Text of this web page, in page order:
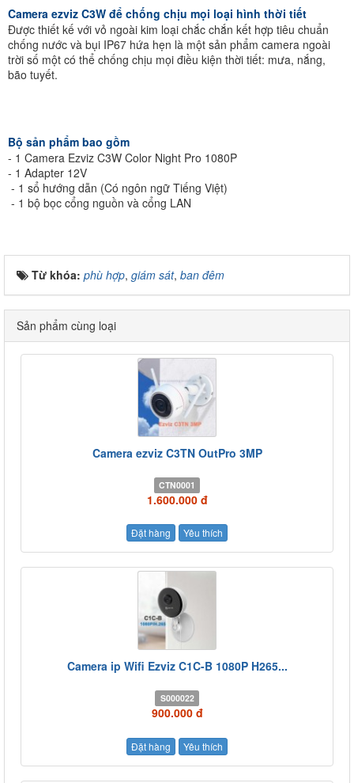
Camera ezviz C3W để chống chịu mọi loại hình thời tiết
Được thiết kế với vỏ ngoài kim loại chắc chắn kết hợp tiêu chuẩn
chống nước và bụi IP67 hứa hẹn là một sản phẩm camera ngoài
trời số một có thể chống chịu mọi điều kiện thời tiết: mưa, nắng,
bão tuyết.
Bộ sản phẩm bao gồm
- 1 Camera Ezviz C3W Color Night Pro 1080P
- 1 Adapter 12V
- 1 sổ hướng dẫn (Có ngôn ngữ Tiếng Việt)
- 1 bộ bọc cổng nguồn và cổng LAN
Từ khóa: phù hợp, giám sát, ban đêm
Sản phẩm cùng loại
Camera ezviz C3TN OutPro 3MP
CTN0001
1.600.000 đ
Đặt hàng Yêu thích
Camera ip Wifi Ezviz C1C-B 1080P H265...
S000022
900.000 đ
Đặt hàng Yêu thích